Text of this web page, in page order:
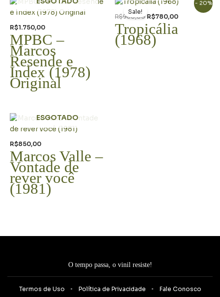
R$1.750,00
MPBC –
Marcos
Resende e
Index (1978)
Original
- 20%
Sale!
R$980,00
preço
original
era:
R$980,00.
R$780,00
preço
atual
Tropicália
(1968)
ESGOTADO
R$850,00
Marcos Valle –
Vontade de
rever você
(1981)
O tempo passa, o vinil resiste!
Termos de Uso Política de Privacidade Fale Conosco